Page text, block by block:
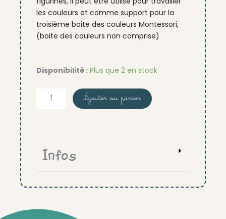
les couleurs et comme support pour la
troisième boite des couleurs Montessori,
(boite des couleurs non comprise)
Disponibilité : Plus que 2 en stock
quantité
Ajouter au panier
Infos